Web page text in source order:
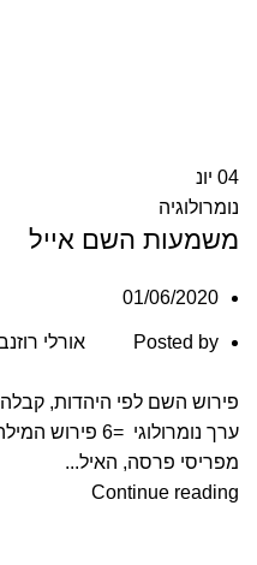
04 יונ
נומרולוגיה
משמעות השם אייל
01/06/2020
Posted by אורלי
פירוש השם לפי היהדות,
מפריסי פרסה, האיל...
Continue reading